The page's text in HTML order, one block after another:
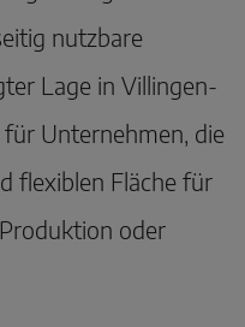
nutzbare
Lage in Villingen-
für Unternehmen, die
flexiblen Fläche für
oder